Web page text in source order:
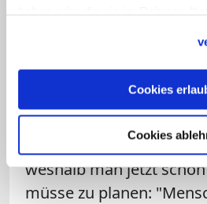
Cookies
Cookies
ein fundamentales
bei den Menschen sein."
Weihnachten sieht
als besondere
weshalb man jetzt
müsse zu planen: